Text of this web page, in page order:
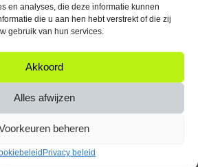
en analyses, die deze informatie kunnen
die u aan hen hebt verstrekt of die zij
gebruik van hun services.
Akkoord
Alles afwijzen
beheren
Privacy beleid